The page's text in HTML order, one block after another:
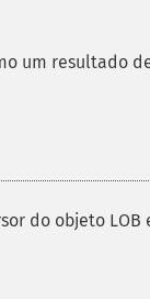
um resultado
do objeto LOB